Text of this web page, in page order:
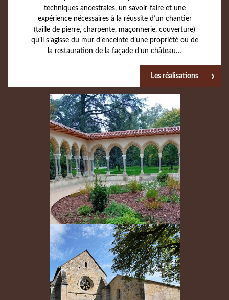
techniques ancestrales, un savoir-faire et une
expérience nécessaires à la réussite d’un chantier
(taille de pierre, charpente, maçonnerie, couverture)
qu’il s’agisse du mur d’enceinte d’une propriété ou de
la restauration de la façade d’un château…
Les réalisations